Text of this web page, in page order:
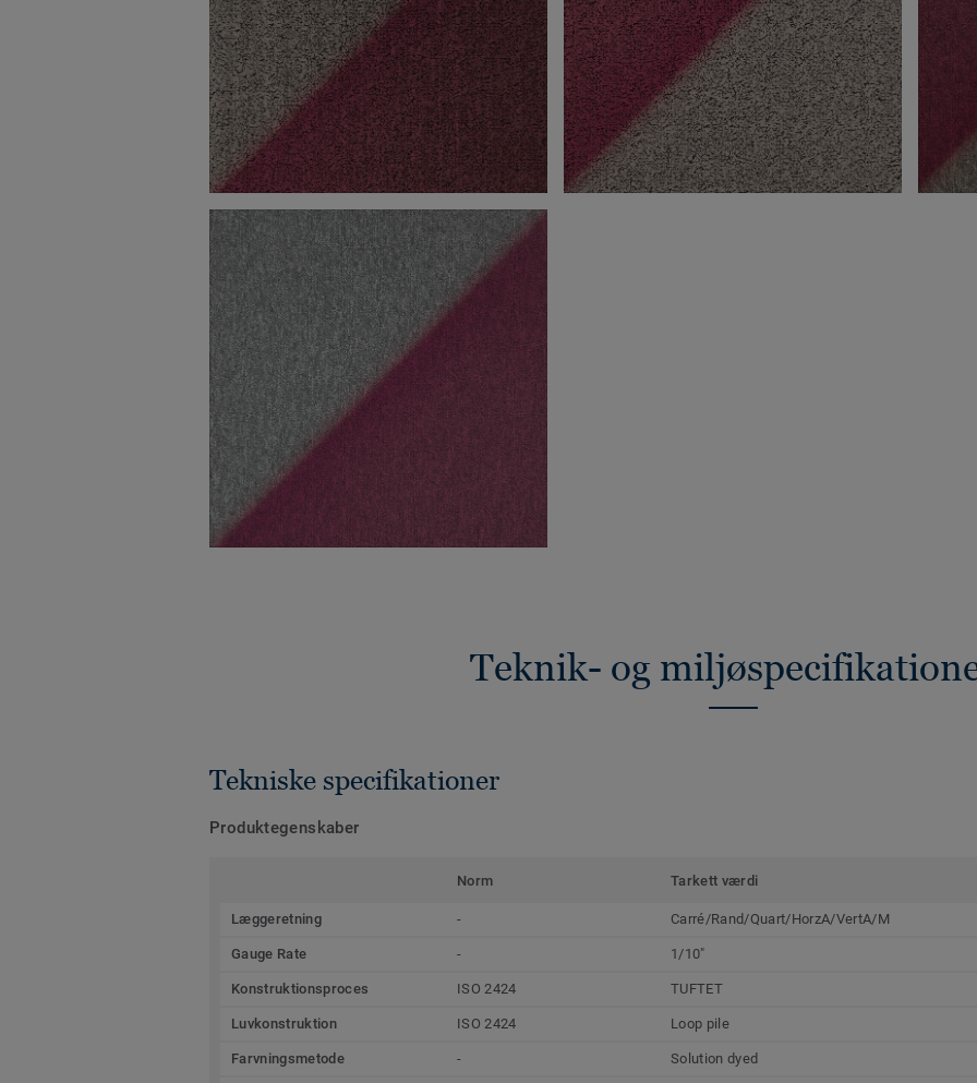
Teknik- og
Tekniske specifikationer
Produktegenskaber
Norm Tarkett værdi
Læggeretning - Carré/Rand/Quart/HorzA/VertA/M
Gauge Rate - 1/10"
Konstruktionsproces ISO 2424 TUFTET
Luvkonstruktion ISO 2424 Loop pile
Farvningsmetode - Solution dyed